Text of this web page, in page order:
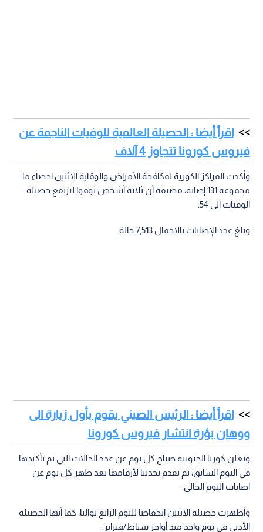
اقرأ أيضا : الحصيلة العالمية للوفيات الناجمة عن
فيروس كورونا تتجاوز 4 آلاف
وأكدت المراكز الكورية لمكافحة الأمراض والوقاية الإثنين احصاء ما
مجموعه 131 إصابة، مضيفة أن ثلاثة أشخص توفوا لترتفع حصيلة
الوفيات الى 54.
وبلغ عدد الإصابات بالاجمال 7,513 حالة.
اقرأ أيضا : الرئيس الصيني يقوم بأول زيارة الى
ووهان بؤرة انتشار فيروس كورونا
وتعلن كوريا الجنوبية صباح كل يوم عن عدد الحالات التي تم تأكيدها
في اليوم السابق، ثم تقدم تحديثا لأرقامها بعد ظهر كل يوم عن
اصابات اليوم الحالي.
وأظهرت حصيلة الاثنين انخفاضا لليوم الرابع تواليا، كما أنها الحصيلة
الأدنى في يوم واحد منذ أواخر شباط/فبراير.